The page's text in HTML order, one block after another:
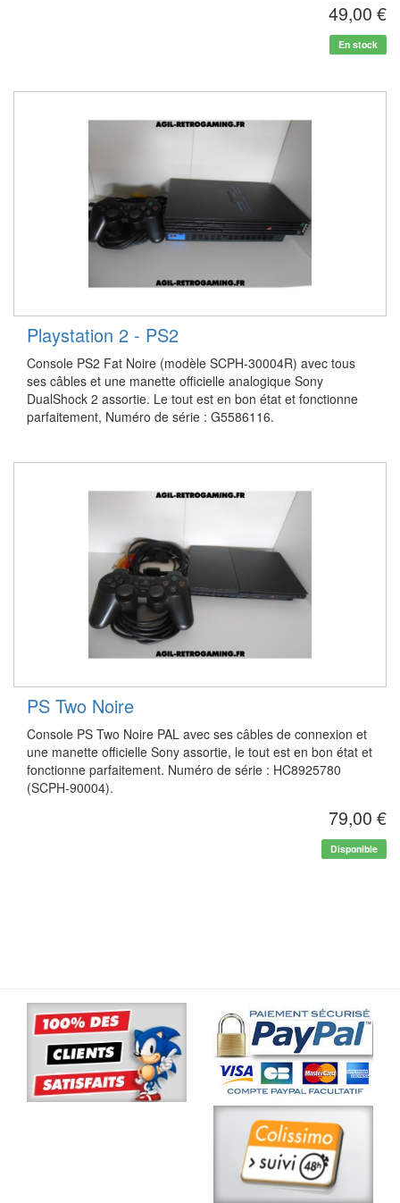
49,00 €
En stock
Playstation 2 - PS2
Console PS2 Fat Noire (modèle SCPH-30004R) avec tous
ses câbles et une manette officielle analogique Sony
DualShock 2 assortie. Le tout est en bon état et fonctionne
parfaitement, Numéro de série : G5586116.
PS Two Noire
Console PS Two Noire PAL avec ses câbles de connexion et
une manette officielle Sony assortie, le tout est en bon état et
fonctionne parfaitement. Numéro de série : HC8925780
(SCPH-90004).
79,00 €
Disponible